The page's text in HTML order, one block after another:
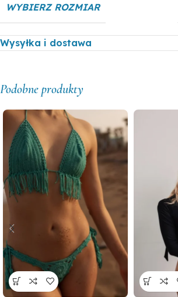
WYBIERZ ROZMIAR
Wysyłka i dostawa
Podobne produkty